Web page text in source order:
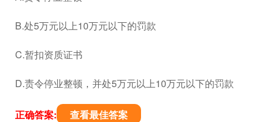
B.处5万元以上10万元以下的罚款
C.暂扣资质证书
D.责令停业整顿，并处5万元以上10万元以下的罚款
正确答案: 查看最佳答案